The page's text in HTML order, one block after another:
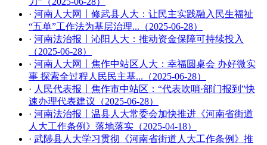
· 河南人大网丨修武县人大：让民主实践融入民生福祉
“五单”工作法为基层治理...（2025-06-28）
· 河南法治报丨沁阳人大：推动资金保障可持续投入
（2025-06-28）
· 河南人大网丨焦作中站区人大：幸福圆桌会 办好微实
事 探索全过程人民民主基...（2025-06-28）
· 人民代表报丨焦作市中站区：“代表吹哨·部门报到”快
速办理代表建议（2025-06-28）
· 河南法治报丨温县人大常委会加快推进《河南省街道
人大工作条例》落地落实（2025-04-18）
· 武陟县人大学习贯彻《河南省街道人大工作条例》推